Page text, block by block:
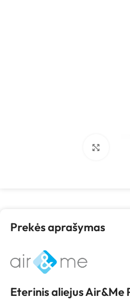
Prekės aprašymas
Eterinis aliejus Air&Me